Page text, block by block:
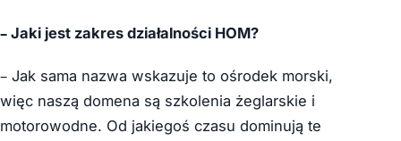
– Jaki jest zakres działalności HOM?
– Jak sama nazwa wskazuje to ośrodek morski,
więc naszą domena są szkolenia żeglarskie i
motorowodne. Od jakiegoś czasu dominują te